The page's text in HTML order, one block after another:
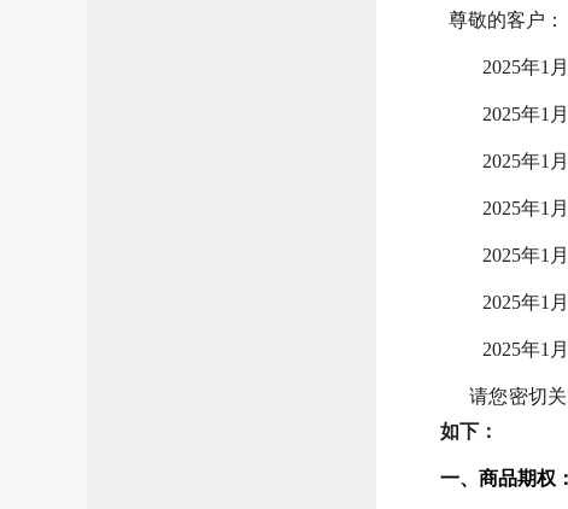
尊敬的客户：
2025年1
2025年1
2025年1
2025年1
2025年1
2025年1
2025年1
请您密切
如下：
一、商品期权 ：